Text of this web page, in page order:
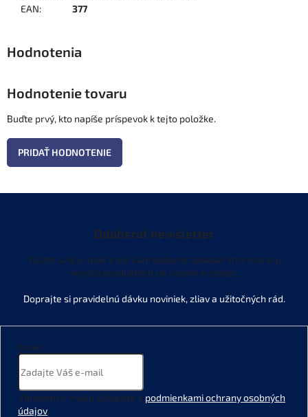
EAN: 377
Hodnotenie tovaru
Buďte prvý, kto napíše príspevok k tejto položke.
PRIDAŤ HODNOTENIE
Odoberať newsletter
Vložte svoj e-mail a my Vám budeme zasielať informácie o
nových produktoch na našom e-shope.
Email
Vložením e-mailu súhlasíte s podmienkami ochrany osobných
údajov.